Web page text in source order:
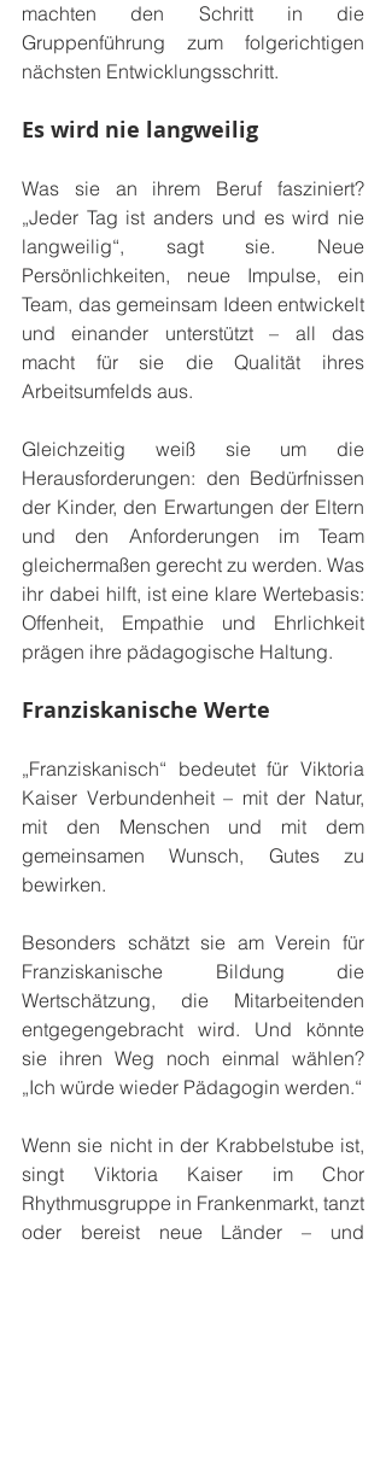
machten den Schritt in die
Gruppenführung zum folgerichtigen
nächsten Entwicklungsschritt.
Es wird nie langweilig
Was sie an ihrem Beruf fasziniert?
„Jeder Tag ist anders und es wird nie
langweilig“, sagt sie. Neue
Persönlichkeiten, neue Impulse, ein
Team, das gemeinsam Ideen entwickelt
und einander unterstützt – all das
macht für sie die Qualität ihres
Arbeitsumfelds aus.
Gleichzeitig weiß sie um die
Herausforderungen: den Bedürfnissen
der Kinder, den Erwartungen der Eltern
und den Anforderungen im Team
gleichermaßen gerecht zu werden. Was
ihr dabei hilft, ist eine klare Wertebasis:
Offenheit, Empathie und Ehrlichkeit
prägen ihre pädagogische Haltung.
Franziskanische Werte
„Franziskanisch“ bedeutet für Viktoria
Kaiser Verbundenheit – mit der Natur,
mit den Menschen und mit dem
gemeinsamen Wunsch, Gutes zu
bewirken.
Besonders schätzt sie am Verein für
Franziskanische Bildung die
Wertschätzung, die Mitarbeitenden
entgegengebracht wird. Und könnte
sie ihren Weg noch einmal wählen?
„Ich würde wieder Pädagogin werden.“
Wenn sie nicht in der Krabbelstube ist,
singt Viktoria Kaiser im Chor
Rhythmusgruppe in Frankenmarkt, tanzt
oder bereist neue Länder – und